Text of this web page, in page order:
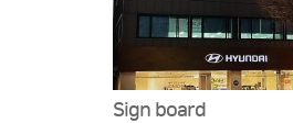
Sign board